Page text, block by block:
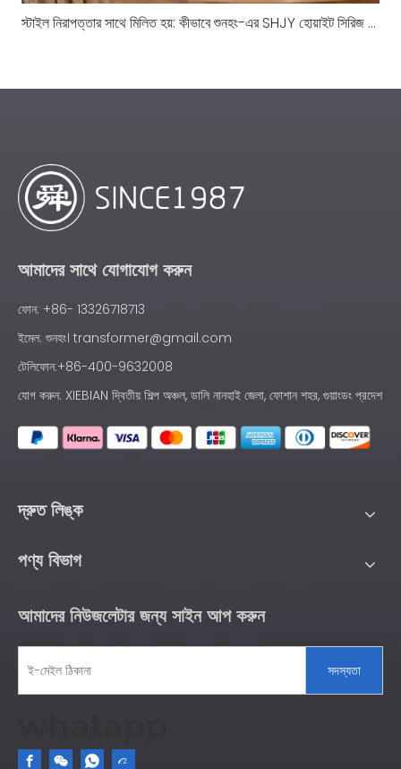
স্টাইল নিরাপত্তার সাথে মিলিত হয়: কীভাবে শুনহং-এর SHJY হোয়াইট সিরিজ ট্রান্সফরমার স্ট্যান্ডার্ডগুলিকে পুনরায় সংজ্ঞায়িত করে
আমাদের সাথে যোগাযোগ করুন
ফোন: +86- 13326718713
ইমেল: শুনহং। transformer@gmail.com
টেলিফোন:+86-400-9632008
যোগ করুন: XIEBIAN দ্বিতীয় শিল্প অঞ্চল, ডালি নানহাই জেলা, ফোশান শহর, গুয়াংডং প্রদেশ
দ্রুত লিঙ্ক
পণ্য বিভাগ
আমাদের নিউজলেটার জন্য সাইন আপ করুন
সদস্যতা